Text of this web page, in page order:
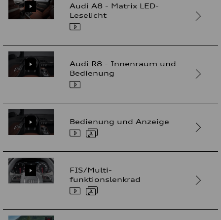
Audi A8 - Matrix LED-
Leselicht
Audi R8 - Innenraum und
Bedienung
Bedienung und Anzeige
FIS/Multi-
funktionslenkrad